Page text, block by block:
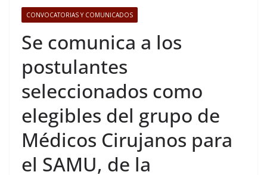
CONVOCATORIAS Y COMUNICADOS
Se comunica a los
postulantes
seleccionados como
elegibles del grupo de
Médicos Cirujanos para
el SAMU, de la